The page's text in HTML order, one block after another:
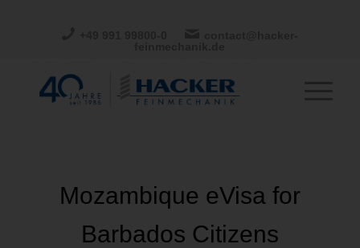
Mozambique eVisa for
Barbados Citizens